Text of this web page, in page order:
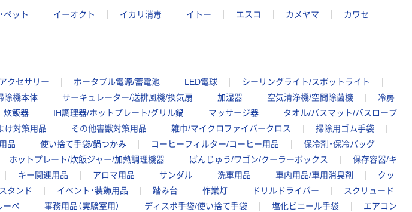
ペット イーオクト イカリ消毒 イトー エスコ カメヤマ
カワセ
クセサリー ポータブル電源/蓄電池 LED電球
シーリングライト/スポットライト
除機本体 サーキュレーター/送排風機/換気扇 加湿器 空気清浄機/空間除菌機
冷房
炊飯器 IH調理器/ホットプレート/グリル鍋 マッサージ器
タオル/バスマット/バスローブ
け対策用品 その他害獣対策用品 雑巾/マイクロファイバークロス
掃除用ゴム手袋
品 使い捨て手袋/鍋つかみ コーヒーフィルター/コーヒー用品
保冷剤・保冷バッグ
ホットプレート/炊飯ジャー/加熱調理機器 ばんじゅう/ワゴン/クーラーボックス
保存容器/キ
キー関連用品 アロマ用品 サンダル 洗車用品 車内用品/車用消臭剤
クッ
タンド イベント・装飾用品 踏み台 作業灯 ドリルドライバー
スクリュード
ーペ 事務用品（実験室用） ディスポ手袋/使い捨て手袋 塩化ビニール手袋
エアコン